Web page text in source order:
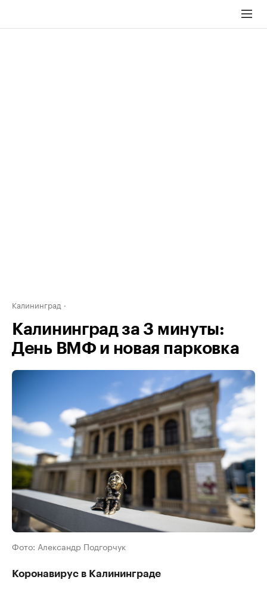
Калининград
Калининград за 3 минуты:
День ВМФ и новая парковка
Фото: Александр Подгорчук
Коронавирус в Калининграде